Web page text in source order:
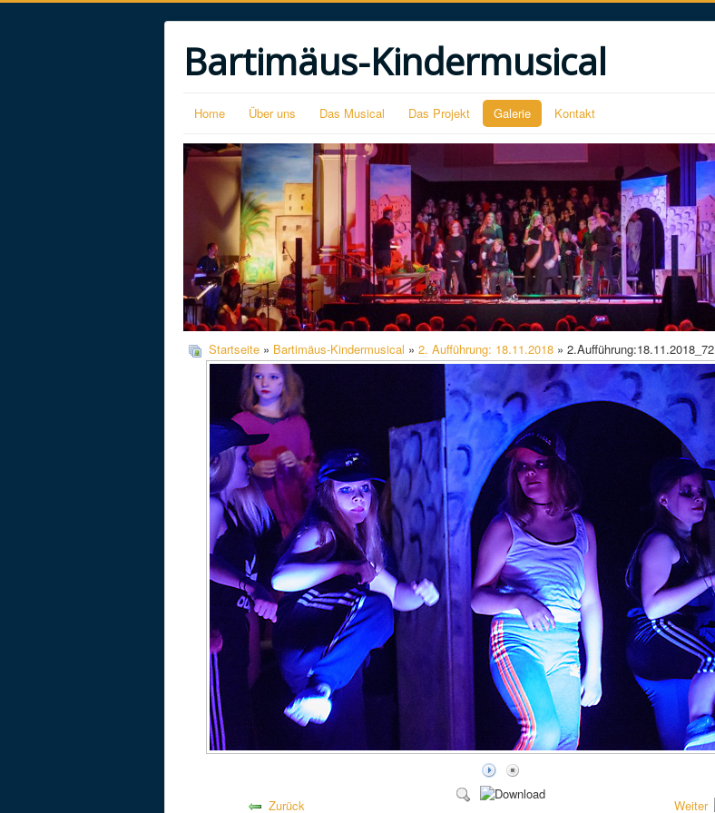
Bartimäus-Kindermusical
Home Über uns Das Musical Das Projekt Galerie Kontakt
Startseite » Bartimäus-Kindermusical » 2. Aufführung: 18.11.2018 » 2.Aufführung:18.11.2018_72
Zurück Weiter